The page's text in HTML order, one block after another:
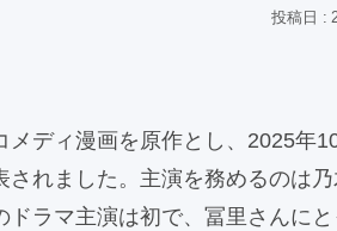
ディ漫画を原作とし、2025年
れました。主演を務めるのは
ラマ主演は初で、冨里さんに